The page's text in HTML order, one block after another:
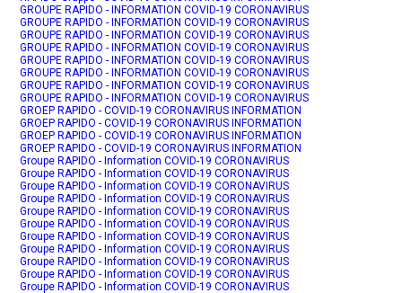
GROUPE RAPIDO - INFORMATION COVID-19 CORONAVIRUS
GROUPE RAPIDO - INFORMATION COVID-19 CORONAVIRUS
GROUPE RAPIDO - INFORMATION COVID-19 CORONAVIRUS
GROUPE RAPIDO - INFORMATION COVID-19 CORONAVIRUS
GROUPE RAPIDO - INFORMATION COVID-19 CORONAVIRUS
GROUPE RAPIDO - INFORMATION COVID-19 CORONAVIRUS
GROUPE RAPIDO - INFORMATION COVID-19 CORONAVIRUS
GROUPE RAPIDO - INFORMATION COVID-19 CORONAVIRUS
GROEP RAPIDO - COVID-19 CORONAVIRUS INFORMATION
GROEP RAPIDO - COVID-19 CORONAVIRUS INFORMATION
GROEP RAPIDO - COVID-19 CORONAVIRUS INFORMATION
GROEP RAPIDO - COVID-19 CORONAVIRUS INFORMATION
Groupe RAPIDO - Information COVID-19 CORONAVIRUS
Groupe RAPIDO - Information COVID-19 CORONAVIRUS
Groupe RAPIDO - Information COVID-19 CORONAVIRUS
Groupe RAPIDO - Information COVID-19 CORONAVIRUS
Groupe RAPIDO - Information COVID-19 CORONAVIRUS
Groupe RAPIDO - Information COVID-19 CORONAVIRUS
Groupe RAPIDO - Information COVID-19 CORONAVIRUS
Groupe RAPIDO - Information COVID-19 CORONAVIRUS
Groupe RAPIDO - Information COVID-19 CORONAVIRUS
Groupe RAPIDO - Information COVID-19 CORONAVIRUS
Groupe RAPIDO - Information COVID-19 CORONAVIRUS